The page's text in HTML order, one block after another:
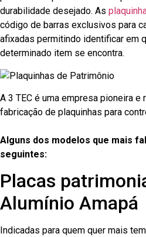
durabilidade desejado. As
código de barras exclusivos para
afixadas permitindo identificar em
determinado item se encontra.
A 3 TEC é uma empresa pioneira e
fabricação de plaquinhas para
Alguns dos modelos que mais
seguintes:
Placas
Alumínio Amapá
Indicadas para quem quer mais